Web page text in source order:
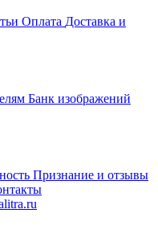
Оплата Доставка и
Банк изображений
Признание и отзывы